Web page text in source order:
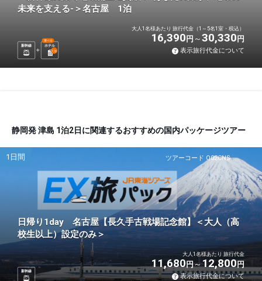
未来を支える-＞名古屋 1泊
新幹線 ホテル
選べる
1 泊
大人1名様あたり 旅行代金（1～5名1室・税込）
16,390 円 30,330 円
表示旅行代金について
静岡発 津島 1泊2日に関連するおすすめの国内パッケージツアー
ツアーコード Q02CNS
1日間
日帰り1day 名古屋【長久手古戦場記念館】＜大人（高
校生以上）設定のみ＞
新幹線
大人1名様あたり 旅行代金
11,680円 12,800円
表示旅行代金について